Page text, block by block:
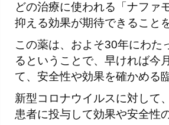
どの治療に使われる「ナファ
抑える効果が期待できること
この薬は、およそ30年にわた
るということで、早ければ今
て、安全性や効果を確かめる
新型コロナウイルスに対して
患者に投与して効果や安全性